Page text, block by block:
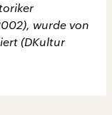
wurde von
(DKultur